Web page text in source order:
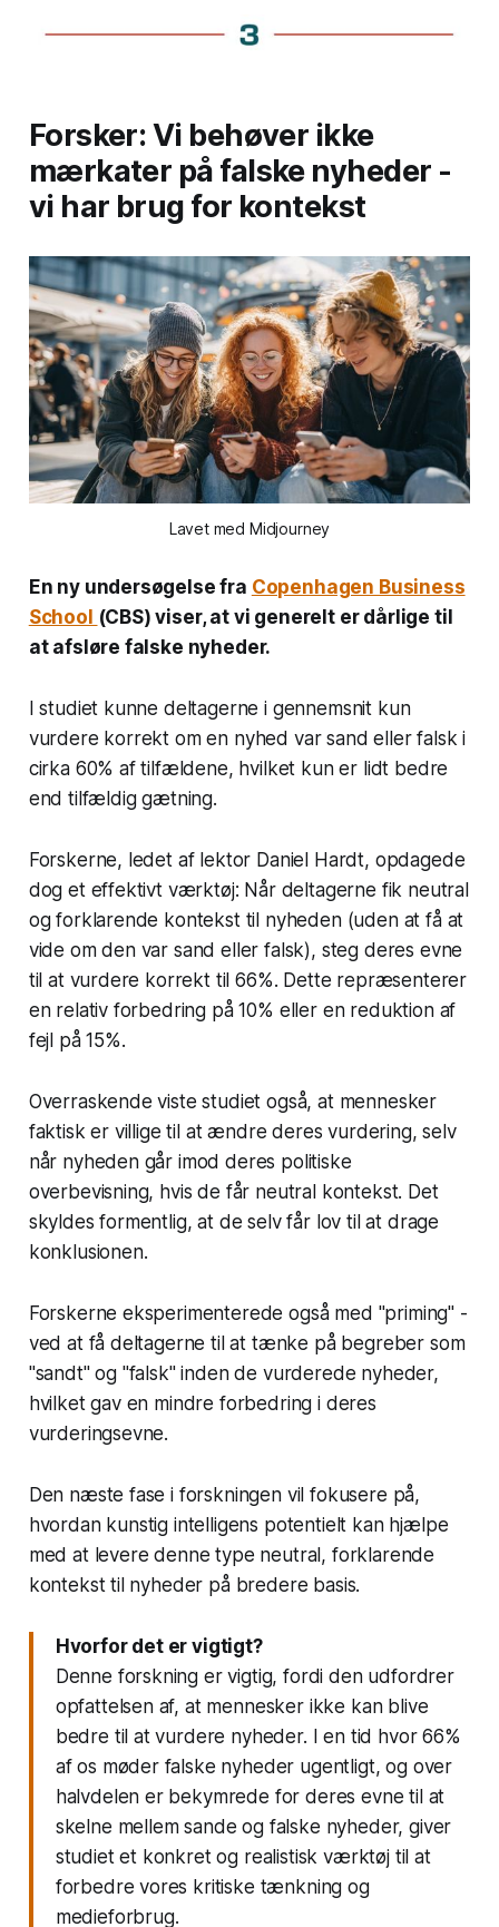
Forsker: Vi behøver ikke
mærkater på falske nyheder -
vi har brug for kontekst
Lavet med Midjourney
En ny undersøgelse fra Copenhagen Business
School (CBS) viser, at vi generelt er dårlige til
at afsløre falske nyheder.
I studiet kunne deltagerne i gennemsnit kun
vurdere korrekt om en nyhed var sand eller falsk i
cirka 60% af tilfældene, hvilket kun er lidt bedre
end tilfældig gætning.
Forskerne, ledet af lektor Daniel Hardt, opdagede
dog et effektivt værktøj: Når deltagerne fik neutral
og forklarende kontekst til nyheden (uden at få at
vide om den var sand eller falsk), steg deres evne
til at vurdere korrekt til 66%. Dette repræsenterer
en relativ forbedring på 10% eller en reduktion af
fejl på 15%.
Overraskende viste studiet også, at mennesker
faktisk er villige til at ændre deres vurdering, selv
når nyheden går imod deres politiske
overbevisning, hvis de får neutral kontekst. Det
skyldes formentlig, at de selv får lov til at drage
konklusionen.
Forskerne eksperimenterede også med "priming" -
ved at få deltagerne til at tænke på begreber som
"sandt" og "falsk" inden de vurderede nyheder,
hvilket gav en mindre forbedring i deres
vurderingsevne.
Den næste fase i forskningen vil fokusere på,
hvordan kunstig intelligens potentielt kan hjælpe
med at levere denne type neutral, forklarende
kontekst til nyheder på bredere basis.
Hvorfor det er vigtigt?
Denne forskning er vigtig, fordi den udfordrer
opfattelsen af, at mennesker ikke kan blive
bedre til at vurdere nyheder. I en tid hvor 66%
af os møder falske nyheder ugentligt, og over
halvdelen er bekymrede for deres evne til at
skelne mellem sande og falske nyheder, giver
studiet et konkret og realistisk værktøj til at
forbedre vores kritiske tænkning og
medieforbrug.